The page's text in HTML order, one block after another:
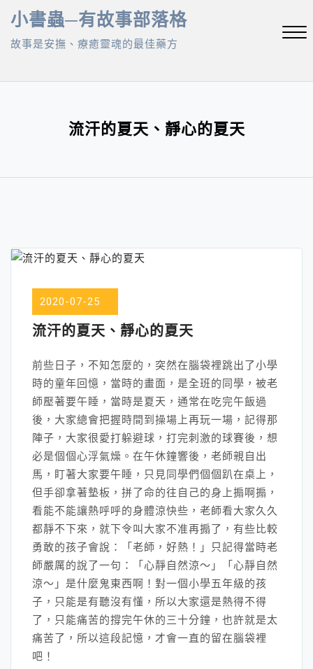
Skip
content
小書蟲─有故事部落格
故事是安撫、療癒靈魂的最佳藥方
流汗的夏天、靜心的夏天
2020-07-25
流汗的夏天、靜心的夏天
前些日子，不知怎麼的，突然在腦袋裡跳出了小學
時的童年回憶，當時的畫面，是全班的同學，被老
師壓著要午睡，當時是夏天，通常在吃完午飯過
後，大家總會把握時間到操場上再玩一場，記得那
陣子，大家很愛打躲避球，打完刺激的球賽後，想
必是個個心浮氣燥。在午休鐘響後，老師親自出
馬，盯著大家要午睡，只見同學們個個趴在桌上，
但手卻拿著墊板，拼了命的往自己的身上搧啊搧，
看能不能讓熱呼呼的身體涼快些，老師看大家久久
都靜不下來，就下令叫大家不准再搧了，有些比較
勇敢的孩子會說：「老師，好熱！」只記得當時老
師嚴厲的說了一句：「心靜自然涼～」「心靜自然
涼～」是什麼鬼東西啊！對一個小學五年級的孩
子，只能是有聽沒有懂，所以大家還是熱得不得
了，只能痛苦的撐完午休的三十分鐘，也許就是太
痛苦了，所以這段記憶，才會一直的留在腦袋裡
吧！